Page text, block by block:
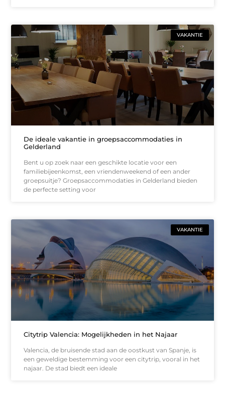
VAKANTIE
De ideale vakantie in groepsaccommodaties in
Gelderland
Bent u op zoek naar een geschikte locatie voor een
familiebijeenkomst, een vriendenweekend of een ander
groepsuitje? Groepsaccommodaties in Gelderland bieden
de perfecte setting voor
VAKANTIE
Citytrip Valencia: Mogelijkheden in het Najaar
Valencia, de bruisende stad aan de oostkust van Spanje, is
een geweldige bestemming voor een citytrip, vooral in het
najaar. De stad biedt een ideale